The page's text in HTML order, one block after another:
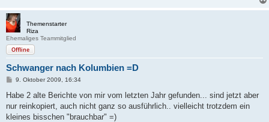
Themenstarter
Riza
Ehemaliges Teammitglied
Offline
Schwanger nach Kolumbien =D
B
i
r
a
9. Oktober 2009, 16:34
Habe 2 alte Berichte von mir vom letzten Jahr gefunden... sind jetzt aber
nur reinkopiert, auch nicht ganz so ausführlich.. vielleicht trotzdem ein
kleines bisschen "brauchbar" =)